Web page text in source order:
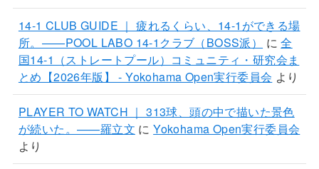
14-1 CLUB GUIDE ｜ 疲れるくらい、14-1ができる場
所。——POOL LABO 14-1クラブ（BOSS派）
に全
国14-1（ストレートプール）コミュニティ・研究会ま
とめ【2026年版】 - Yokohama Open実行委員会 より
PLAYER TO WATCH ｜ 313球、頭の中で描いた景色
が続いた。——羅立文 にYokohama Open実行委員会
より